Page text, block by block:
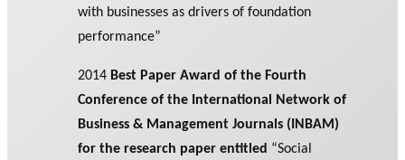
with businesses as drivers of foundation
performance”
2014 Best Paper Award of the Fourth
Conference of the International Network of
Business & Management Journals (INBAM)
for the research paper entitled “Social